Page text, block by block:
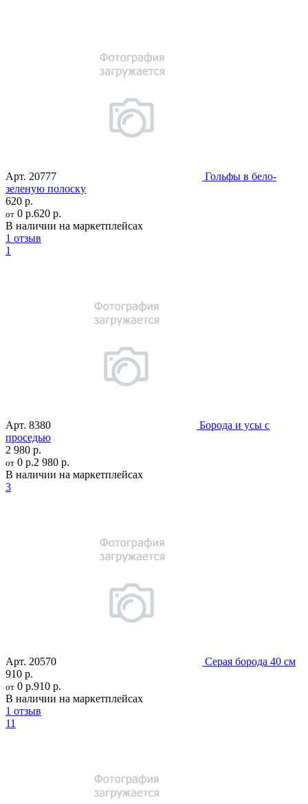
Арт. 20777
Гольфы в бело-
зеленую полоску
620 р.
от 0 р.620 р.
В наличии на маркетплейсах
1 отзыв
1
Арт. 8380
Борода и усы с
проседью
2 980 р.
от 0 р.2 980 р.
В наличии на маркетплейсах
3
Арт. 20570
Серая борода 40 см
910 р.
от 0 р.910 р.
В наличии на маркетплейсах
1 отзыв
11